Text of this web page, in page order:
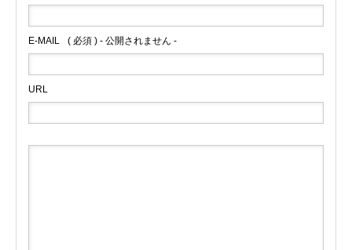
E-MAIL ( 必須 ) - 公開されません -
URL